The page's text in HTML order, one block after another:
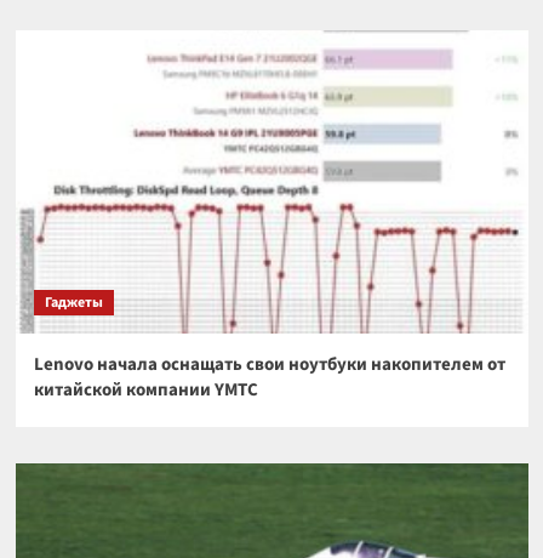
Гаджеты
Lenovo начала оснащать свои ноутбуки накопителем от
китайской компании YMTC